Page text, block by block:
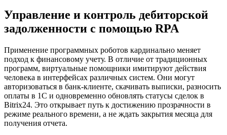
Управление и контроль дебиторской
задолженности с помощью RPA
Применение программных роботов кардинально меняет
подход к финансовому учету. В отличие от традиционных
программ, виртуальные помощники имитируют действия
человека в интерфейсах различных систем. Они могут
авторизоваться в банк-клиенте, скачивать выписки, разносить
оплаты в 1C и одновременно обновлять статусы сделок в
Bitrix24. Это открывает путь к достижению прозрачности в
режиме реального времени, а не ждать закрытия месяца для
получения отчета.